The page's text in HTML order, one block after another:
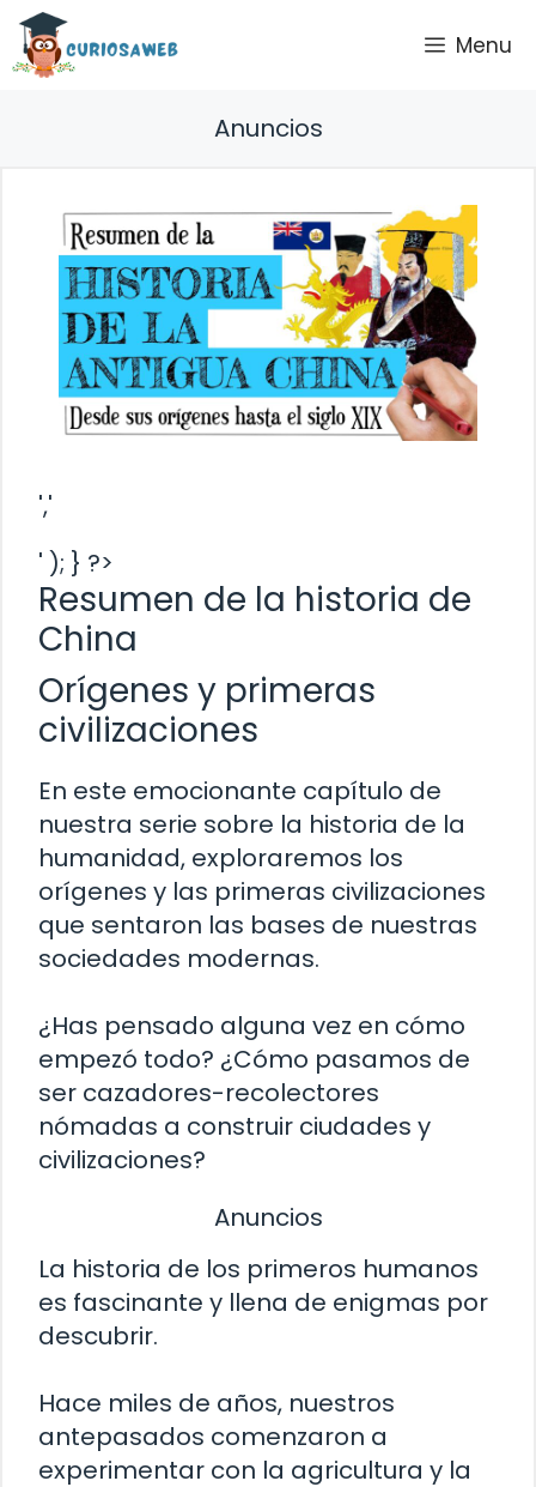
Saltar
contenido
Menu
Anuncios
','
' ); } ?>
Resumen de la historia de
China
Orígenes y primeras
civilizaciones
En este emocionante capítulo de
nuestra serie sobre la historia de la
humanidad, exploraremos los
orígenes y las primeras civilizaciones
que sentaron las bases de nuestras
sociedades modernas.
¿Has pensado alguna vez en cómo
empezó todo? ¿Cómo pasamos de
ser cazadores-recolectores
nómadas a construir ciudades y
civilizaciones?
Anuncios
La historia de los primeros humanos
es fascinante y llena de enigmas por
descubrir.
Hace miles de años, nuestros
antepasados comenzaron a
experimentar con la agricultura y la